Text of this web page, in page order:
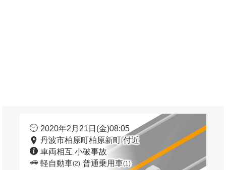
2020年2月21日(金)08:05
丹波市柏原町柏原新町 付近
車両相互 小破事故
軽自動車(2) 普通乗用車(1)